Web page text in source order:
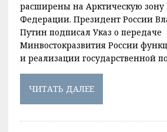
расширены на Арктическую зону
Федерации. Президент России
Путин подписал Указ о передаче
Минвостокразвития России
и реализации государственной
ЧИТАТЬ ДАЛЕЕ